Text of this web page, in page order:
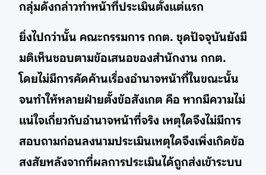
กลุ่มดังกล่าวทำหน้าที่ประเมินตั้งแต่แรก
ยิ่งไปกว่านั้น คณะกรรมการ กกต. ชุดปัจจุบันยังมี
มติเห็นชอบตามข้อเสนอของสำนักงาน กกต.
โดยไม่มีการคัดค้านเรื่องอำนาจหน้าที่ในขณะนั้น
จนทำให้หลายฝ่ายตั้งข้อสังเกต คือ หากมีความไม่
แน่ใจเกี่ยวกับอำนาจหน้าที่จริง เหตุใดจึงไม่มีการ
สอบถามก่อนลงนามประเมินเหตุใดจึงเพิ่งเกิดข้อ
สงสัยหลังจากที่ผลการประเมินได้ถูกส่งเข้าระบบ